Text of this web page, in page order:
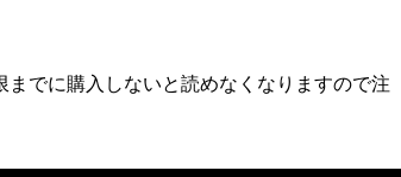
でに購入しないと読めなくなりますので注